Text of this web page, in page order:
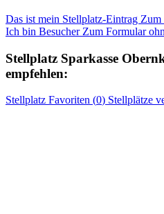
Das ist mein Stellplatz-Eintrag Zum
Ich bin Besucher Zum Formular
Stellplatz Sparkasse
empfehlen:
Stellplatz Favoriten (0) Stellplätze